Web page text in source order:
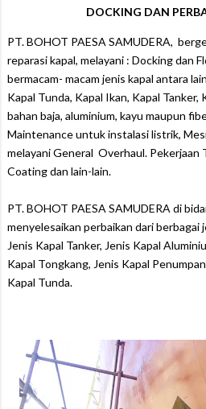
DOCKING DAN
PT. BOHOT PAESA SAMUDERA,
reparasi kapal, melayani : Docking dan
bermacam- macam jenis kapal antara
Kapal Tunda, Kapal Ikan, Kapal Tanker,
bahan baja, aluminium, kayu maupun
Maintenance untuk instalasi listrik,
melayani General Overhaul. Pekerjaan
Coating dan lain-lain.
PT. BOHOT PAESA SAMUDERA di
menyelesaikan perbaikan dari berbagai
Jenis Kapal Tanker, Jenis Kapal
Kapal Tongkang, Jenis Kapal
Kapal Tunda.